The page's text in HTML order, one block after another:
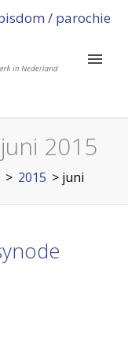
/ parochie
juni 2015
> 2015 > juni